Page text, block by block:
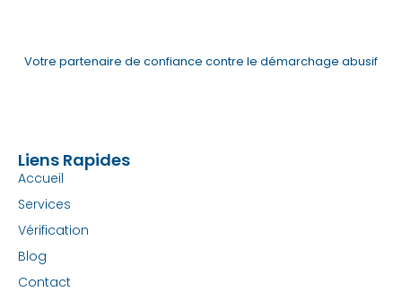
Votre partenaire de confiance contre le démarchage abusif
Liens Rapides
Accueil
Services
Vérification
Blog
Contact